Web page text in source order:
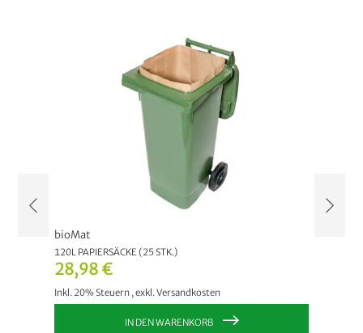
28,98 €
Inkl. 20% Steuern ,exkl.Versandkosten
bioMat
120L PAPIERSÄCKE (25 STK.)
IN DEN WARENKORB